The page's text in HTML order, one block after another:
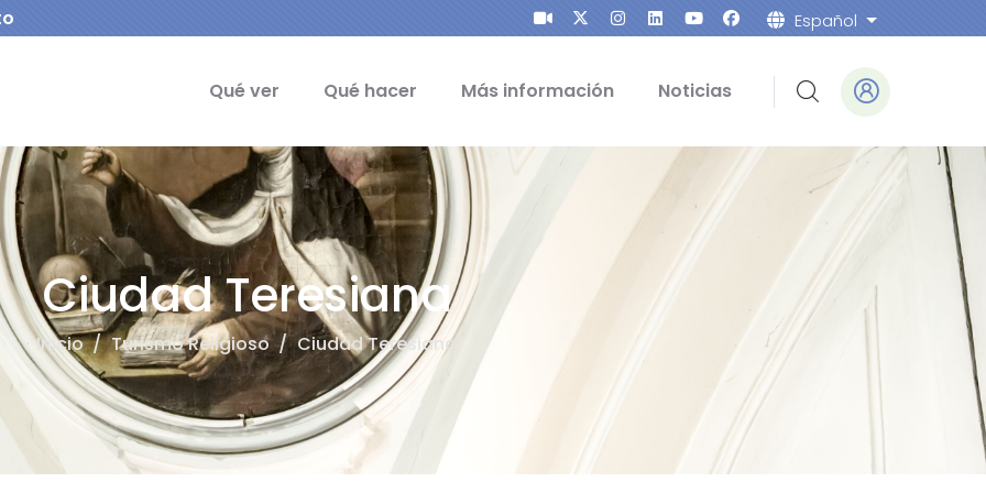
Español Lista
Qué ver Qué hacer Más información Noticias
Ciudad Teresiana
Inicio/ Turismo Religioso / Ciudad Teresiana